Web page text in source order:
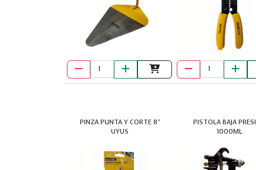
PINZA PUNTA Y CORTE 8"
UYUS
PISTOLA BAJA
1000ML